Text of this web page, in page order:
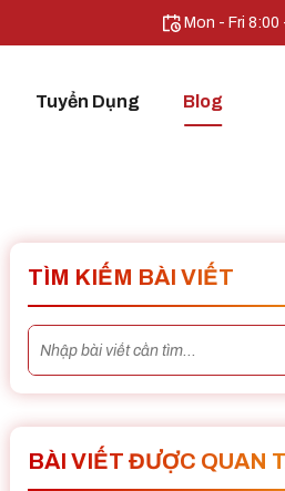
Mon - Fri
Tuyển Dụng Blog
TÌM KIẾM BÀI VIẾT
BÀI VIẾT ĐƯỢC QUAN